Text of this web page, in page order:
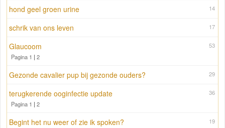
14
hond geel groen urine
17
schrik van ons leven
53
Glaucoom
Pagina 1 | 2
29
Gezonde cavalier pup bij gezonde ouders?
36
terugkerende ooginfectie update
Pagina 1 | 2
19
Begint het nu weer of zie ik spoken?